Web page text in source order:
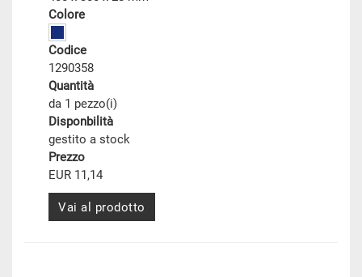
Colore
Codice
1290358
Quantità
da 1 pezzo(i)
Disponbilità
gestito a stock
Prezzo
EUR 11,14
Vai al prodotto